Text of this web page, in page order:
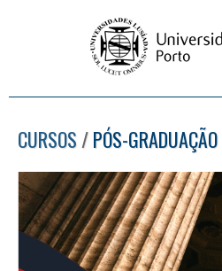
CURSOS/PÓS-